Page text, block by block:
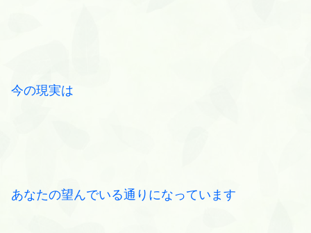
今の現実は
あなたの望んでいる通りになっています